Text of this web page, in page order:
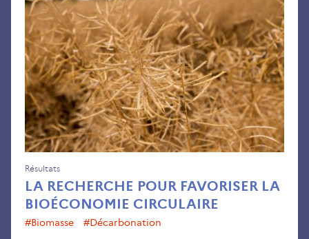
LA RECHERCHE POUR FAVORISER LA
BIOÉCONOMIE CIRCULAIRE
Résultats
#Biomasse #décarbonation
la